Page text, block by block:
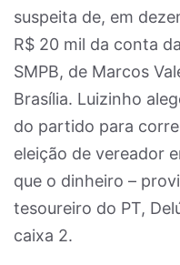
suspeita de, em
R$ 20 mil da conta
SMPB, de Marcos
Brasília. Luizinho
do partido para
eleição de vereador
que o dinheiro –
tesoureiro do PT,
caixa 2.